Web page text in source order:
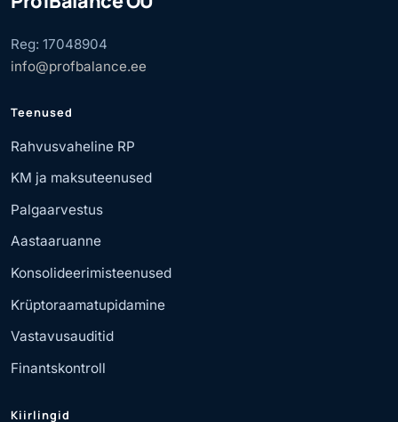
Reg: 17048904
info@profbalance.ee
Teenused
Rahvusvaheline RP
KM ja maksuteenused
Palgaarvestus
Aastaaruanne
Konsolideerimisteenused
Krüptoraamatupidamine
Vastavusauditid
Finantskontroll
Kiirlingid